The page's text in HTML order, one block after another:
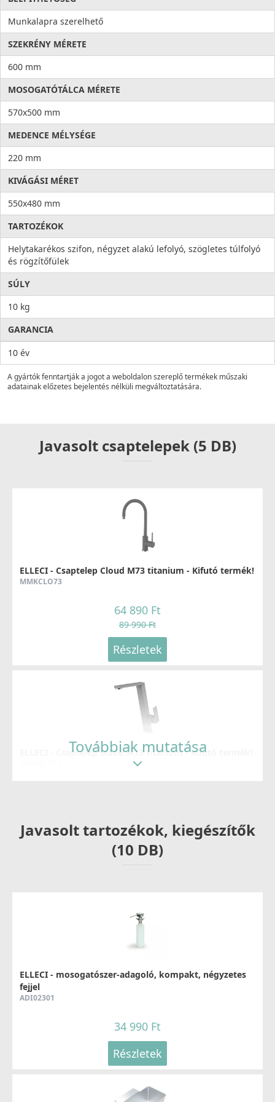
Munkalapra szerelhető
SZEKRÉNY MÉRETE
600 mm
MOSOGATÓTÁLCA MÉRETE
570x500 mm
MEDENCE MÉLYSÉGE
220 mm
KIVÁGÁSI MÉRET
550x480 mm
TARTOZÉKOK
Helytakarékos szifon, négyzet alakú lefolyó, szögletes túlfolyó
és rögzítőfülek
SÚLY
10 kg
GARANCIA
10 év
A gyártók fenntartják a jogot a weboldalon szereplő termékek műszaki
adatainak előzetes bejelentés nélküli megváltoztatására.
Javasolt csaptelepek (5 DB)
ELLECI - Csaptelep Cloud M73 titanium - Kifutó termék!
MMKCLO73
64 890 Ft
89 990 Ft
Részletek
ELLECI - Csaptelep Blade M73 titanium - Kifutó termék!
Részletek
Részletek
Továbbiak mutatása
Javasolt tartozékok, kiegészítők
(10 DB)
ELLECI - mosogatószer-adagoló, kompakt, négyzetes
fejjel
ADI02301
34 990 Ft
Részletek